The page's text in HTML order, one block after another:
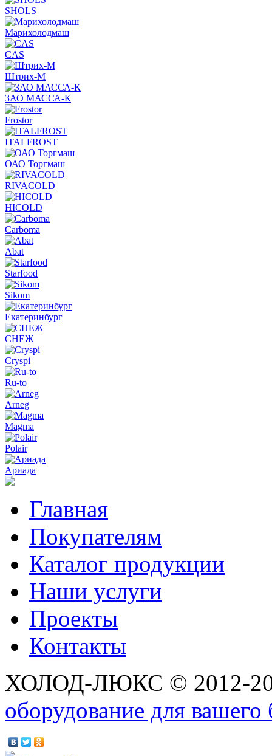
SHOLS
Марихолодмаш
CAS
Штрих-М
ЗАО МАССА-К
Frostor
ITALFROST
ОАО Торгмаш
RIVACOLD
HICOLD
Carboma
Abat
Starfood
Sikom
Екатеринбург
СНЕЖ
Cryspi
Ru-to
Arneg
Magma
Polair
Ариада
Главная
Покупателям
Каталог продукции
Наши услуги
Проекты
Контакты
ХОЛОД-ЛЮКС © 2012-
оборудование для вашего